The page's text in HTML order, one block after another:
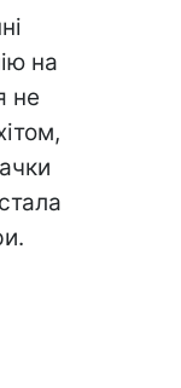
на
не